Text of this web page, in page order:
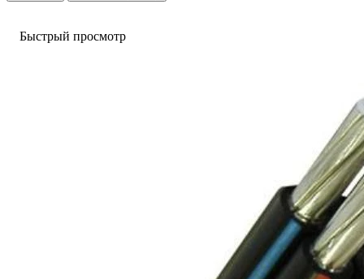
Быстрый просмотр